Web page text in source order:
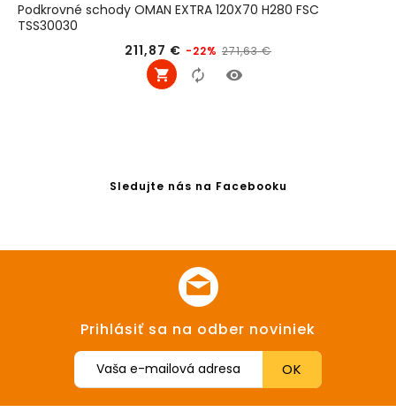
Podkrovné schody OMAN EXTRA 120X70 H280 FSC
TSS30030
211,87 € Bežná
cena
-22% 271,63 €Cena
Sledujte nás na Facebooku
Prihlásiť sa na odber noviniek